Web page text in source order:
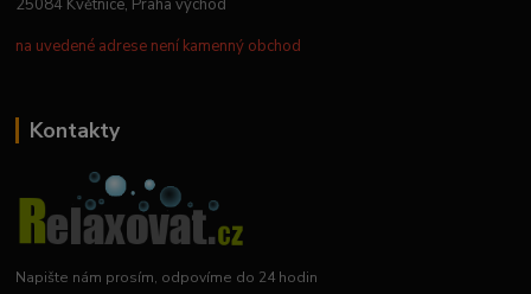
25084 Květnice, Praha východ
na uvedené adrese není kamenný obchod
Kontakty
Napište nám prosím, odpovíme do 24 hodin